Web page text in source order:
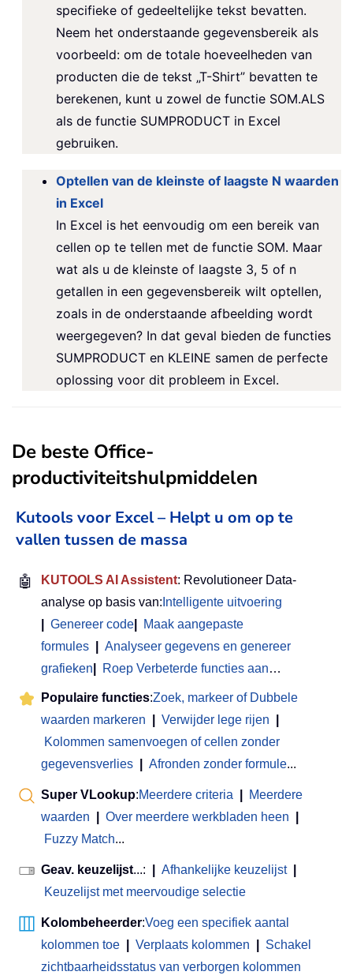
specifieke of gedeeltelijke tekst bevatten.
Neem het onderstaande gegevensbereik als
voorbeeld: om de totale hoeveelheden van
producten die de tekst „T-Shirt” bevatten te
berekenen, kunt u zowel de functie SOM.ALS
als de functie SUMPRODUCT in Excel
gebruiken.
Optellen van de kleinste of laagste N waarden
in Excel
In Excel is het eenvoudig om een bereik van
cellen op te tellen met de functie SOM. Maar
wat als u de kleinste of laagste 3, 5 of n
getallen in een gegevensbereik wilt optellen,
zoals in de onderstaande afbeelding wordt
weergegeven? In dat geval bieden de functies
SUMPRODUCT en KLEINE samen de perfecte
oplossing voor dit probleem in Excel.
De beste Office-
productiviteitshulpmiddelen
Kutools voor Excel – Helpt u om op te
vallen tussen de massa
🤖 KUTOOLS AI Assistent: Revolutioneer Data-
analyse op basis van: Intelligente uitvoering
Genereer code
Maak aangepaste
formules
Analyseer gegevens en genereer
grafieken
Roep Verbeterde functies aan…
Populaire functies:Zoek, markeer of Dubbele
waarden markeren
Verwijder lege rijen
Kolommen samenvoegen of cellen zonder
gegevensverlies
Afronden zonder formule...
Super VLookup:Meerdere criteria
Meerdere
waarden
Over meerdere werkbladen heen
Fuzzy Match...
Geav. keuzelijst...: Afhankelijke keuzelijst
Keuzelijst met meervoudige selectie
Kolombeheerder:Voeg een specifiek aantal
kolommen toe
Verplaats kolommen
Schakel
zichtbaarheidsstatus van verborgen kolommen